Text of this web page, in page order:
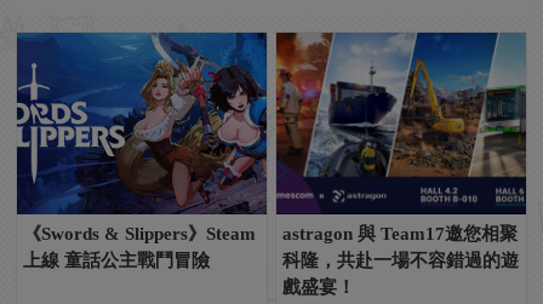
《Swords & Slippers》Steam
上線 童話公主戰鬥冒險
astragon 與 Team17邀您相聚
科隆，共赴一場不容錯過的遊
戲盛宴！